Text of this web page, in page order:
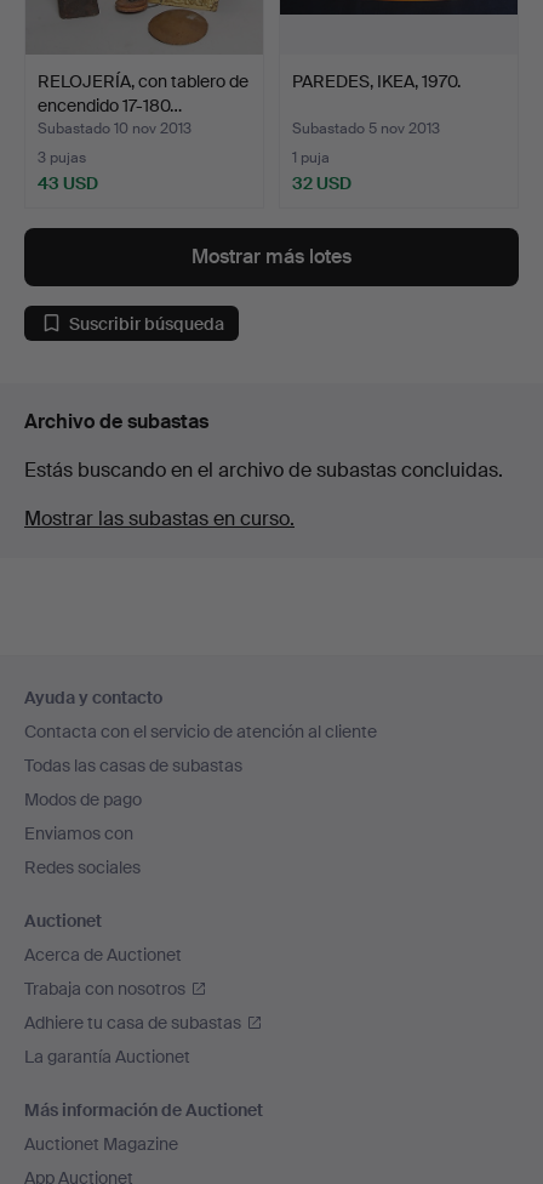
RELOJERÍA, con tablero de
encendido 17-180…
Subastado 10 nov 2013
3 pujas
43 USD
PAREDES, IKEA, 1970.
Subastado 5 nov 2013
1 puja
32 USD
Mostrar más lotes
Suscribir búsqueda
Archivo de subastas
Estás buscando en el archivo de subastas concluidas.
Mostrar las subastas en curso.
en
el
pie
de
página
Ayuda y contacto
Contacta con el servicio de atención al cliente
Todas las casas de subastas
Modos de pago
Enviamos con
Redes sociales
Auctionet
Acerca de Auctionet
Trabaja con nosotros
Adhiere tu casa de subastas
La garantía Auctionet
Más información de Auctionet
Auctionet Magazine
App Auctionet